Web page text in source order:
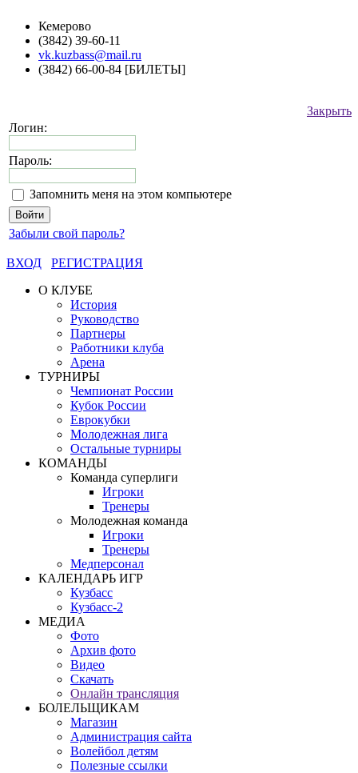
Кемерово
(3842) 39-60-11
vk.kuzbass@mail.ru
(3842) 66-00-84 [БИЛЕТЫ]
Закрыть
Логин:
Пароль:
Запомнить меня на этом компьютере
Забыли свой пароль?
ВХОД
РЕГИСТРАЦИЯ
О КЛУБЕ
История
Руководство
Партнеры
Работники клуба
Арена
ТУРНИРЫ
Чемпионат России
Кубок России
Еврокубки
Молодежная лига
Остальные турниры
КОМАНДЫ
Команда суперлиги
Игроки
Тренеры
Молодежная команда
Игроки
Тренеры
Медперсонал
КАЛЕНДАРЬ ИГР
Кузбасс
Кузбасс-2
МЕДИА
Фото
Архив фото
Видео
Скачать
Онлайн трансляция
БОЛЕЛЬЩИКАМ
Магазин
Администрация сайта
Волейбол детям
Полезные ссылки